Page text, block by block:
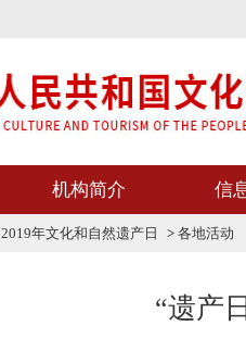
机构简介 信
2019年文化和自然遗产日 > 各地活动
“遗产